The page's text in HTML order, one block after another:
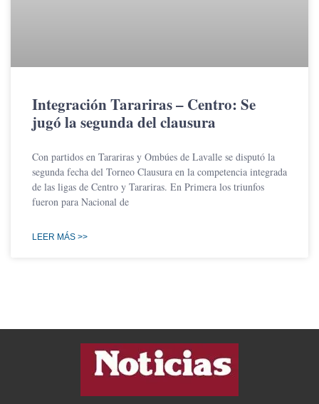
Integración Tarariras – Centro: Se
jugó la segunda del clausura
Con partidos en Tarariras y Ombúes de Lavalle se disputó la
segunda fecha del Torneo Clausura en la competencia integrada
de las ligas de Centro y Tarariras. En Primera los triunfos
fueron para Nacional de
LEER MÁS >>